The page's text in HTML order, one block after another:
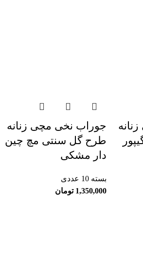
جوراب نخی مچی زنانه
طرح گل سنتی مچ چین
دار مشکی
بسته 10 عددی
1,350,000 تومان